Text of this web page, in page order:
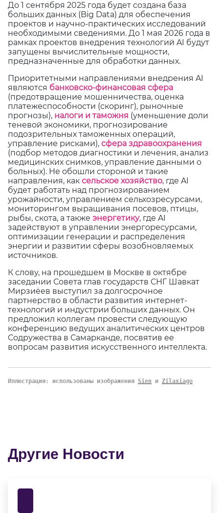
До 1 сентября 2025 года будет создана база
больших данных (Big Data) для обеспечения
проектов и научно-практических исследований
необходимыми сведениями. До 1 мая 2026 года в
рамках проектов внедрения технологий AI будут
запущены вычислительные мощности,
предназначенные для обработки данных.
Приоритетными направлениями внедрения AI
являются банковско-финансовая сфера
(предотвращение мошенничества, оценка
платежеспособности (скоринг), рыночные
прогнозы), налоги и таможня (уменьшение доли
теневой экономики, прогнозирование
подозрительных таможенных операций,
управление рисками), сфера здравоохранения
(подбор методов диагностики и лечения, анализ
медицинских снимков, управление данными о
больных). Не обошли стороной и такие
направления, как сельское хозяйство, где AI
будет работать над прогнозированием
урожайности, управлением сельхозресурсами,
мониторингом выращивания посевов, птицы,
рыбы, скота, а также энергетику, где AI
задействуют в управлении энергоресурсами,
оптимизации генерации и распределения
энергии и развитии сферы возобновляемых
источников.
К слову, на прошедшем в Москве в октябре
заседании Совета глав государств СНГ Шавкат
Мирзиёев выступил за долгосрочное
партнерство в области развития интернет-
технологий и индустрии больших данных. Он
предложил коллегам провести следующую
конференцию ведущих аналитических центров
Содружества в Самарканде, посвятив ее
вопросам развития искусственного интеллекта.
Иллюстрация: использованы изображения Sien и Zilaxiago
Другие Новости